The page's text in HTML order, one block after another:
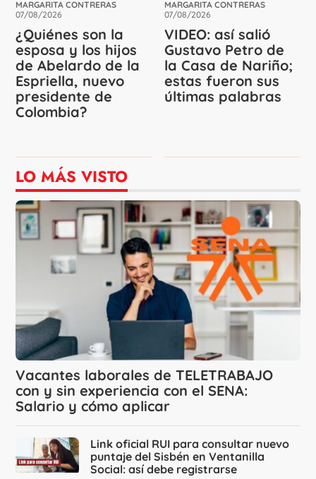
MARGARITA CONTRERAS
07/08/2026
¿Quiénes son la
esposa y los hijos
de Abelardo de la
Espriella, nuevo
presidente de
Colombia?
MARGARITA CONTRERAS
07/08/2026
VIDEO: así salió
Gustavo Petro de
la Casa de Nariño;
estas fueron sus
últimas palabras
LO MÁS VISTO
Vacantes laborales de TELETRABAJO
con y sin experiencia con el SENA:
Salario y cómo aplicar
Link oficial RUI para consultar nuevo
puntaje del Sisbén en Ventanilla
Social: así debe registrarse